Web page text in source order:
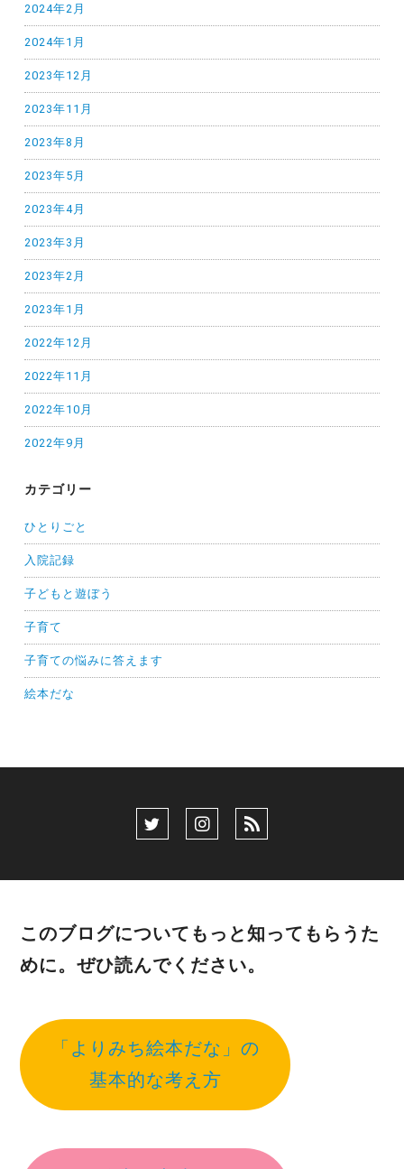
2024年2月
2024年1月
2023年12月
2023年11月
2023年8月
2023年5月
2023年4月
2023年3月
2023年2月
2023年1月
2022年12月
2022年11月
2022年10月
2022年9月
カテゴリー
ひとりごと
入院記録
子どもと遊ぼう
子育て
子育ての悩みに答えます
絵本だな
このブログについてもっと知ってもらうた
めに。ぜひ読んでください。
「よりみち絵本だな」の
基本的な考え方